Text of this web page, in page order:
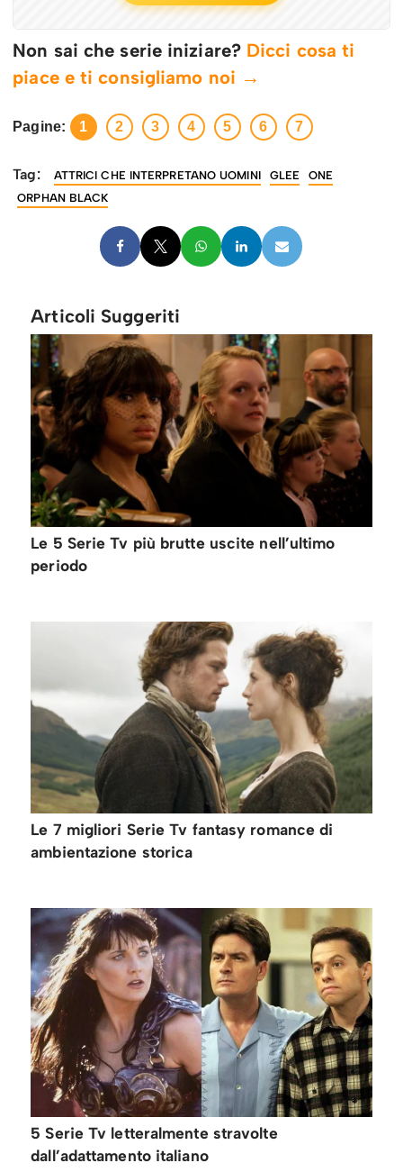
Non sai che serie iniziare? Dicci cosa ti
piace e ti consigliamo noi →
Pagine: 1 2 3 4 5 6 7
Tag: ATTRICI CHE INTERPRETANO UOMINI GLEE
ONE
ORPHAN BLACK
Articoli Suggeriti
Le 5 Serie Tv più brutte uscite nell’ultimo
periodo
Le 7 migliori Serie Tv fantasy romance di
ambientazione storica
5 Serie Tv letteralmente stravolte
dall’adattamento italiano